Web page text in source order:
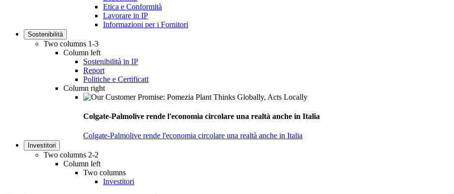
Etica e Conformità
Lavorare in IP
Informazioni per i Fornitori
Sostenibilità
Two columns 1-3
Column left
Sostenibilità in IP
Report
Politiche e Certificati
Column right
Colgate-Palmolive rende l'economia circolare una realtà anche in Italia
Colgate-Palmolive rende l'economia circolare una realtà anche in Italia
Investitori
Two columns 2-2
Column left
Two columns
Investitori